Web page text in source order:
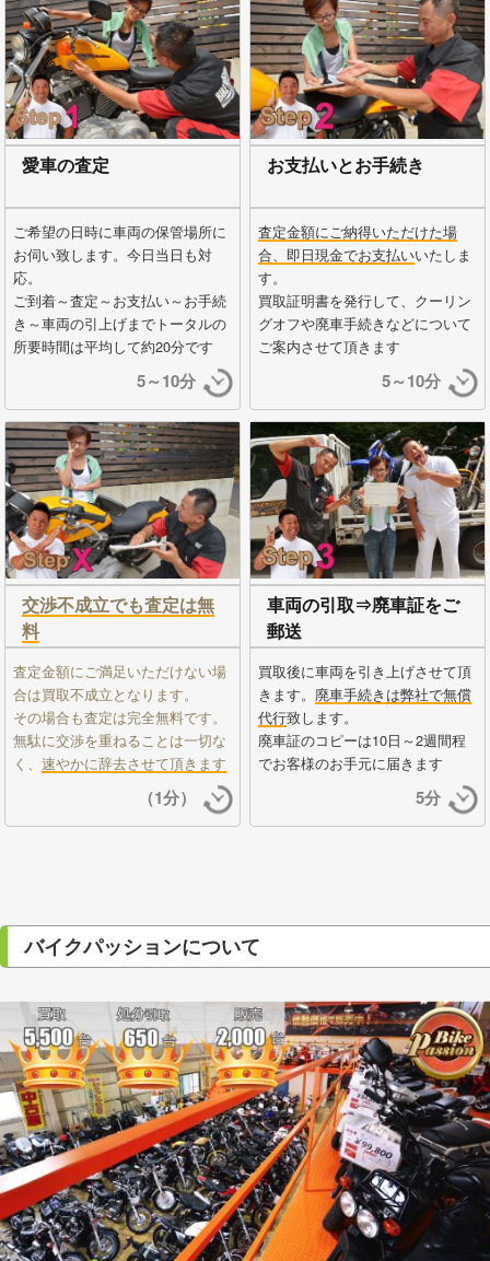
愛車の査定
ご希望の日時に車両の保管場所に
お伺い致します。今日当日も対
応。
ご到着～査定～お支払い～お手続
き～車両の引上げまでトータルの
所要時間は平均して約20分です
5～10分
お支払いとお手続き
査定金額にご納得いただけた場
合、即日現金でお支払いいたしま
す。
買取証明書を発行して、クーリン
グオフや廃車手続きなどについて
ご案内させて頂きます
5～10分
交渉不成立でも査定は無
料
査定金額にご満足いただけない場
合は買取不成立となります。
その場合も査定は完全無料です。
無駄に交渉を重ねることは一切な
く、 速やかに辞去させて頂きます
（1分）
車両の引取⇒廃車証をご
郵送
買取後に車両を引き上げさせて頂
きます。 廃車手続きは弊社で無償
代行致します。
廃車証のコピーは10日～2週間程
でお客様のお手元に届きます
5分
バイクパッションについて